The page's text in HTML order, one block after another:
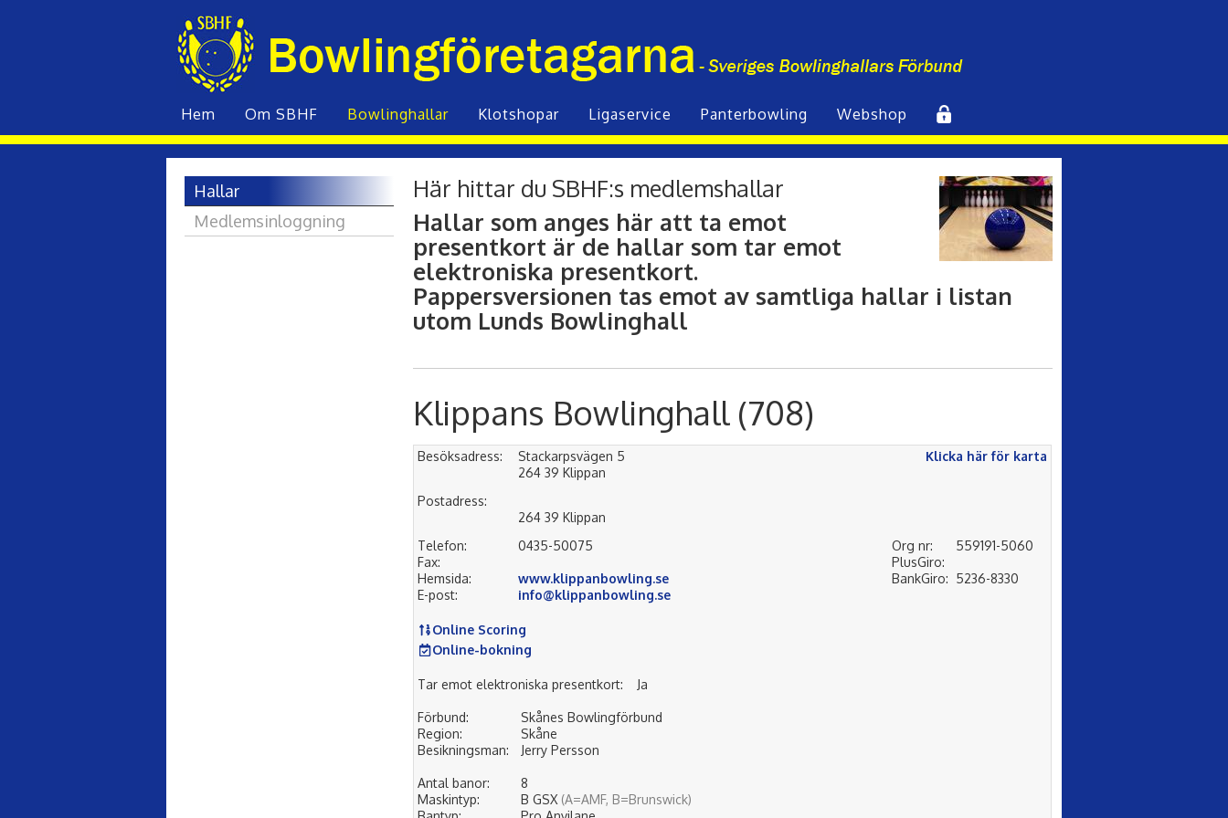
Hem Om SBHF Bowling­hallar Klot­shopar Liga­service Panterbowling Webshop Inlogg
Hallar
Medlemsinloggning
Här hittar du SBHF:s medlemshallar
Hallar som anges här att ta emot
presentkort är de hallar som tar emot
elektroniska presentkort.
Pappersversionen tas emot av samtliga hallar i listan
utom Lunds Bowlinghall
Klippans Bowlinghall (708)
Besöksadress: Stackarpsvägen 5
Klicka här för karta
264 39 Klippan
Postadress:
264 39 Klippan
Telefon:
0435-50075
Fax:
Hemsida:
www.klippanbowling.se
E-post:
info@klippanbowling.se
Online Scoring
Online-bokning
Org nr:
559191-5060
PlusGiro:
BankGiro: 5236-8330
Tar emot elektroniska presentkort: Ja
Förbund:
Skånes Bowlingförbund
Region:
Skåne
Besikningsman:
Jerry Persson
Antal banor:
8
Maskintyp:
B GSX (A=AMF, B=Brunswick)